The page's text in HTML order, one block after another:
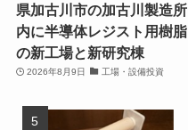
県加古川市の加古川製造所
内に半導体レジスト用樹脂
の新工場と新研究棟
2026年8月9日 工場・設備投資